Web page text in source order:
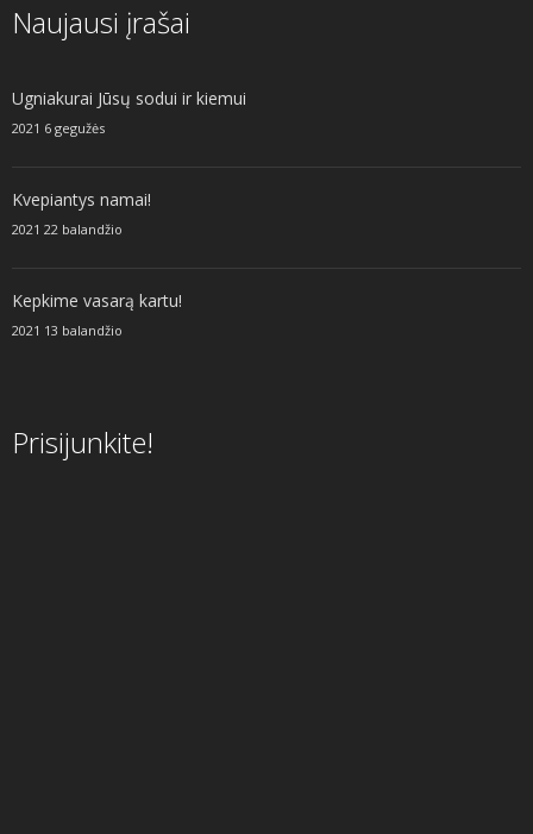
Naujausi įrašai
Ugniakurai Jūsų sodui ir kiemui
2021 6 gegužės
Kvepiantys namai!
2021 22 balandžio
Kepkime vasarą kartu!
2021 13 balandžio
Prisijunkite!